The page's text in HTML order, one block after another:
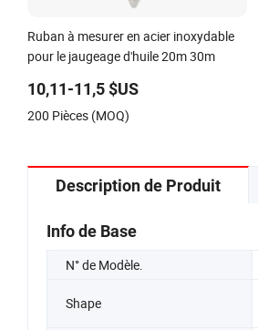
Ruban à mesurer en acier inoxydable
pour le jaugeage d'huile 20m 30m
10,11-11,5 $US
200 Pièces (MOQ)
Description de Produit
Info de Base
N° de Modèle.
Shape